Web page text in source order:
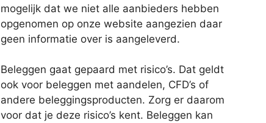
mogelijk dat we niet alle aanbieders hebben
opgenomen op onze website aangezien daar
geen informatie over is aangeleverd.
Beleggen gaat gepaard met risico’s. Dat geldt
ook voor beleggen met aandelen, CFD’s of
andere beleggingsproducten. Zorg er daarom
voor dat je deze risico’s kent. Beleggen kan